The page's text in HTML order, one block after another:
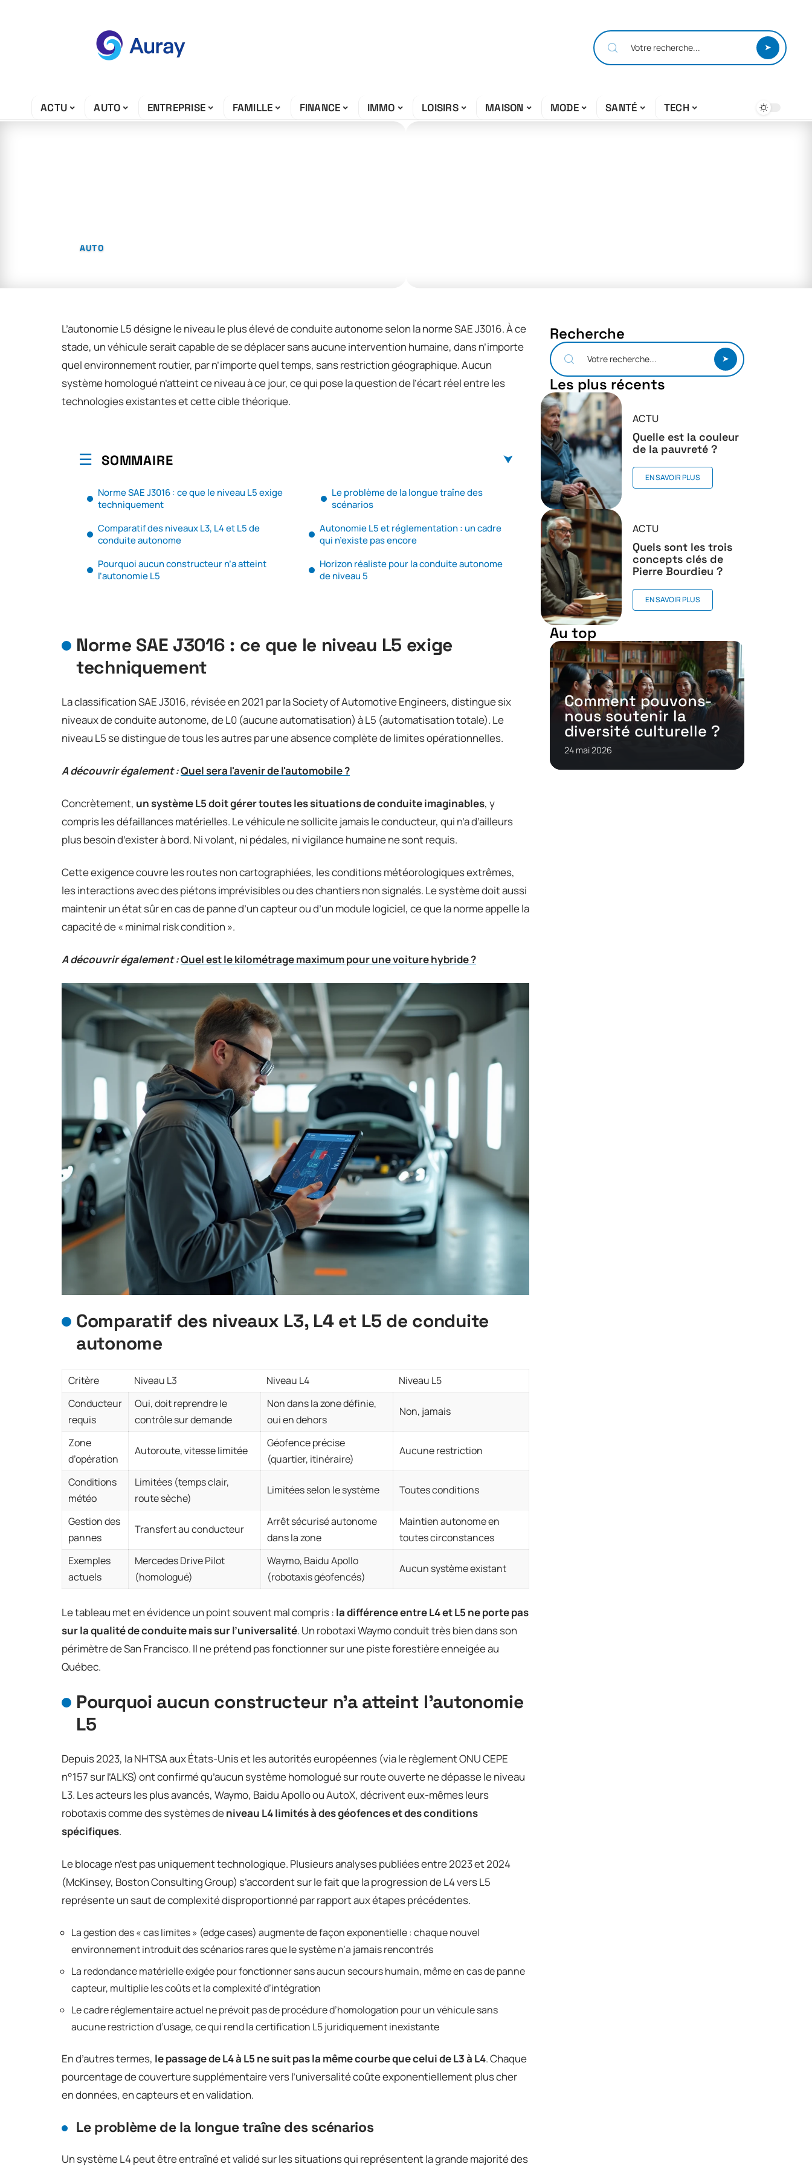
ACTU AUTO ENTREPRISE FAMILLE FINANCE IMMO LOISIRS MAISON MODE SANTÉ TECH
AUTO
L’autonomie L5 désigne le niveau le plus élevé de conduite autonome selon la norme SAE J3016. À ce
stade, un véhicule serait capable de se déplacer sans aucune intervention humaine, dans n’importe
quel environnement routier, par n’importe quel temps, sans restriction géographique. Aucun
système homologué n’atteint ce niveau à ce jour, ce qui pose la question de l’écart réel entre les
technologies existantes et cette cible théorique.
SOMMAIRE
Norme SAE J3016 : ce que le niveau L5 exige
techniquement
Comparatif des niveaux L3, L4 et L5 de
conduite autonome
Pourquoi aucun constructeur n’a atteint
l’autonomie L5
Le problème de la longue traîne des
scénarios
Autonomie L5 et réglementation : un cadre
qui n’existe pas encore
Horizon réaliste pour la conduite autonome
de niveau 5
Norme SAE J3016 : ce que le niveau L5 exige
techniquement
La classification SAE J3016, révisée en 2021 par la Society of Automotive Engineers, distingue six
niveaux de conduite autonome, de L0 (aucune automatisation) à L5 (automatisation totale). Le
niveau L5 se distingue de tous les autres par une absence complète de limites opérationnelles.
A découvrir également :Quel sera l'avenir de l'automobile ?
Concrètement, un système L5 doit gérer toutes les situations de conduite imaginables, y
compris les défaillances matérielles. Le véhicule ne sollicite jamais le conducteur, qui n’a d’ailleurs
plus besoin d’exister à bord. Ni volant, ni pédales, ni vigilance humaine ne sont requis.
Cette exigence couvre les routes non cartographiées, les conditions météorologiques extrêmes,
les interactions avec des piétons imprévisibles ou des chantiers non signalés. Le système doit aussi
maintenir un état sûr en cas de panne d’un capteur ou d’un module logiciel, ce que la norme appelle la
capacité de « minimal risk condition ».
A découvrir également :Quel est le kilométrage maximum pour une voiture hybride ?
Comparatif des niveaux L3, L4 et L5 de conduite
autonome
Critère Niveau L3 Niveau L4
Niveau L5
Conducteur
requis
Oui, doit reprendre le
contrôle sur demande
Non dans la zone définie,
oui en dehors
Non, jamais
Zone
d’opération
Autoroute, vitesse limitée
Géofence précise
(quartier, itinéraire)
Aucune restriction
Conditions
météo
Limitées (temps clair,
route sèche)
Limitées selon le système Toutes conditions
Gestion des
pannes
Transfert au conducteur
Arrêt sécurisé autonome
dans la zone
Maintien autonome en
toutes circonstances
Exemples
actuels
Mercedes Drive Pilot
(homologué)
Waymo, Baidu Apollo
(robotaxis géofencés)
Aucun système existant
Le tableau met en évidence un point souvent mal compris : la différence entre L4 et L5 ne porte pas
sur la qualité de conduite mais sur l’universalité. Un robotaxi Waymo conduit très bien dans son
périmètre de San Francisco. Il ne prétend pas fonctionner sur une piste forestière enneigée au
Québec.
Pourquoi aucun constructeur n’a atteint l’autonomie
L5
Depuis 2023, la NHTSA aux États-Unis et les autorités européennes (via le règlement ONU CEPE
n°157 sur l’ALKS) ont confirmé qu’aucun système homologué sur route ouverte ne dépasse le niveau
L3. Les acteurs les plus avancés, Waymo, Baidu Apollo ou AutoX, décrivent eux-mêmes leurs
robotaxis comme des systèmes deniveau L4 limités à des géofences et des conditions
spécifiques.
Le blocage n’est pas uniquement technologique. Plusieurs analyses publiées entre 2023 et 2024
(McKinsey, Boston Consulting Group) s’accordent sur le fait que la progression de L4 vers L5
représente un saut de complexité disproportionné par rapport aux étapes précédentes.
La gestion des « cas limites » (edge cases) augmente de façon exponentielle : chaque nouvel
environnement introduit des scénarios rares que le système n’a jamais rencontrés
La redondance matérielle exigée pour fonctionner sans aucun secours humain, même en cas de panne
capteur, multiplie les coûts et la complexité d’intégration
Le cadre réglementaire actuel ne prévoit pas de procédure d’homologation pour un véhicule sans
aucune restriction d’usage, ce qui rend la certification L5 juridiquement inexistante
En d’autres termes, le passage de L4 à L5 ne suit pas la même courbe que celui de L3 à L4. Chaque
pourcentage de couverture supplémentaire vers l’universalité coûte exponentiellement plus cher
en données, en capteurs et en validation.
Le problème de la longue traîne des scénarios
Un système L4 peut être entraîné et validé sur les situations qui représentent la grande majorité des
Recherche
Les plus récents
ACTU
Quelle est la couleur
de la pauvreté ?
EN SAVOIR PLUS
ACTU
Quels sont les trois
concepts clés de
Pierre Bourdieu ?
EN SAVOIR PLUS
Au top
Comment pouvons-
nous soutenir la
diversité culturelle ?
24 mai 2026